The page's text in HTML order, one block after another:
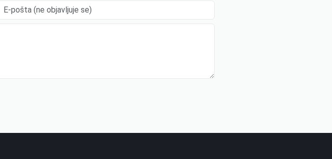
E-pošta (ne objavljuje se)